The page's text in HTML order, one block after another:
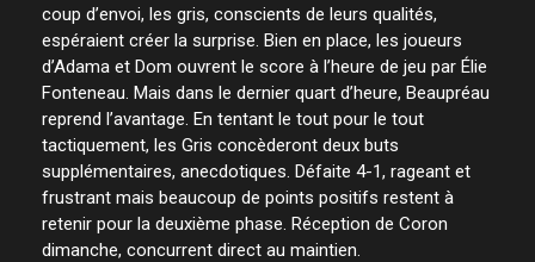
coup d’envoi, les gris, conscients de leurs qualités,
espéraient créer la surprise. Bien en place, les joueurs
d’Adama et Dom ouvrent le score à l’heure de jeu par Élie
Fonteneau. Mais dans le dernier quart d’heure, Beaupréau
reprend l’avantage. En tentant le tout pour le tout
tactiquement, les Gris concèderont deux buts
supplémentaires, anecdotiques. Défaite 4-1, rageant et
frustrant mais beaucoup de points positifs restent à
retenir pour la deuxième phase. Réception de Coron
dimanche, concurrent direct au maintien.